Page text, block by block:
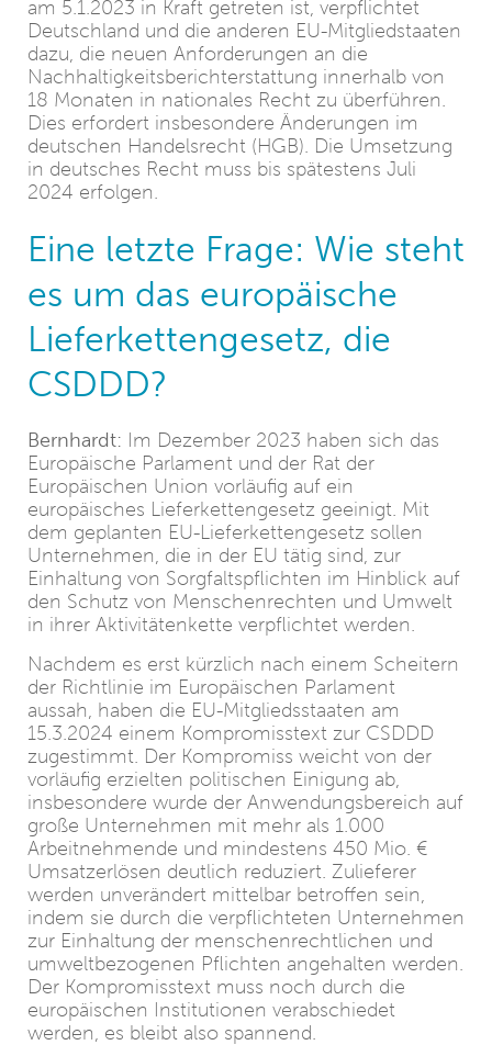
am 5.1.2023 in Kraft getreten ist, verpflichtet
Deutschland und die anderen EU-Mitgliedstaaten
dazu, die neuen Anforderungen an die
Nachhaltigkeitsberichterstattung innerhalb von
18 Monaten in nationales Recht zu überführen.
Dies erfordert insbesondere Änderungen im
deutschen Handelsrecht (HGB). Die Umsetzung
in deutsches Recht muss bis spätestens Juli
2024 erfolgen.
Eine letzte Frage: Wie steht
es um das europäische
Lieferkettengesetz, die
CSDDD?
Bernhardt: Im Dezember 2023 haben sich das
Europäische Parlament und der Rat der
Europäischen Union vorläufig auf ein
europäisches Lieferkettengesetz geeinigt. Mit
dem geplanten EU-Lieferkettengesetz sollen
Unternehmen, die in der EU tätig sind, zur
Einhaltung von Sorgfaltspflichten im Hinblick auf
den Schutz von Menschenrechten und Umwelt
in ihrer Aktivitätenkette verpflichtet werden.
Nachdem es erst kürzlich nach einem Scheitern
der Richtlinie im Europäischen Parlament
aussah, haben die EU-Mitgliedsstaaten am
15.3.2024 einem Kompromisstext zur CSDDD
zugestimmt. Der Kompromiss weicht von der
vorläufig erzielten politischen Einigung ab,
insbesondere wurde der Anwendungsbereich auf
große Unternehmen mit mehr als 1.000
Arbeitnehmende und mindestens 450 Mio. €
Umsatzerlösen deutlich reduziert. Zulieferer
werden unverändert mittelbar betroffen sein,
indem sie durch die verpflichteten Unternehmen
zur Einhaltung der menschenrechtlichen und
umweltbezogenen Pflichten angehalten werden.
Der Kompromisstext muss noch durch die
europäischen Institutionen verabschiedet
werden, es bleibt also spannend.